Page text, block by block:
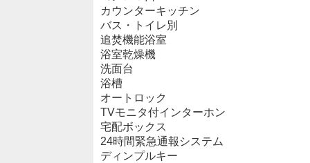
カウンターキッチン
バス・トイレ別
追焚機能浴室
浴室乾燥機
洗面台
浴槽
オートロック
TVモニタ付インターホン
宅配ボックス
24時間緊急通報システム
ディンプルキー